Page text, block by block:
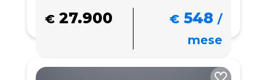
€ 27.900 € 548 /
mese